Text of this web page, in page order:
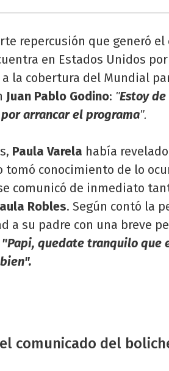
repercusión que generó
en Estados Unidos
la cobertura del Mundial
Juan Pablo Godino: "Estoy
arrancar el programa".
Paula Varela había
tomó conocimiento de lo
comunicó de inmediato
Robles. Según contó la
a su padre con una breve
"Papi, quedate tranquilo que
comunicado del